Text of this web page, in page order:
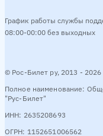
© Рос-Билет ру, 2013 - 2026
Полное наименование:
"Рус-Билет"
ИНН: 2635208693
ОГРН: 1152651006562
График работы службы
08:00-00:00 без выходных